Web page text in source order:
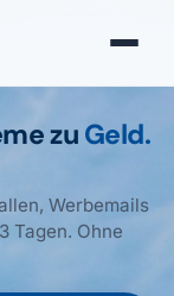
zu Geld.
Werbemails
Tagen. Ohne